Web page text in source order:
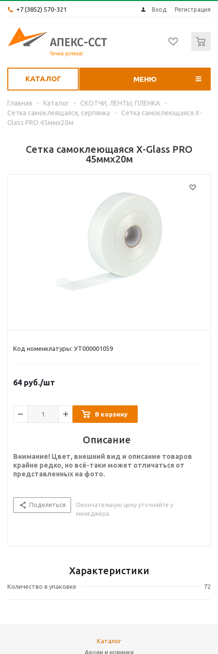
+7 (3852) 570-321 Вход Регистрация
КАТАЛОГ МЕНЮ
Главная - Каталог - СКОТЧИ, ЛЕНТЫ, ПЛЕНКА
-
Сетка самоклеящаяся, серпянка
-
Сетка самоклеющаяся X-
Glass PRO 45ммх20м
Сетка самоклеющаяся X-Glass PRO
45ммх20м
Код номенклатуры: УТ000001059
64 руб./шт
В корзину
Описание
Внимание! Цвет, внешний вид и описание товаров
крайне редко, но всё-таки может отличаться от
представленных на фото.
Поделиться
Окончательную цену уточняйте у
менеджера
Характеристики
Количество в упаковке 72
Каталог
Акции и новинки